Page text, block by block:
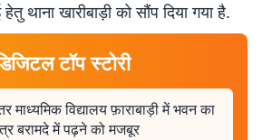
थाना खारीबाड़ी को सौंप दिया गया है.
टॉप स्टोरी
माध्यमिक विद्यालय फ़ाराबाड़ी में भवन का
बरामदे में पढ़ने को मजबूर